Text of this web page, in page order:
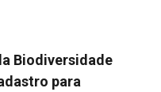
Biodiversidade
para